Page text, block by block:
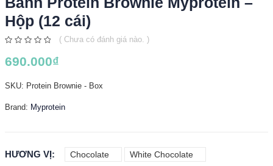
Hộp (12 cái)
out
of
( Chưa có đánh giá nào. )
690.000₫
SKU: Protein Brownie - Box
Brand: Myprotein
HƯƠNG VỊ Chocolate White Chocolate